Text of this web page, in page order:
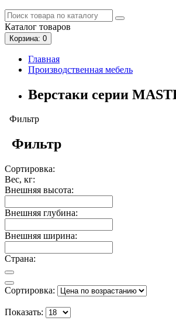
Каталог товаров
Корзина: 0
Главная
Производственная мебель
Верстаки серии
Фильтр
Фильтр
Сортировка:
Вес, кг:
Внешняя высота:
Внешняя глубина:
Внешняя ширина:
Страна:
Сортировка:
Показать: